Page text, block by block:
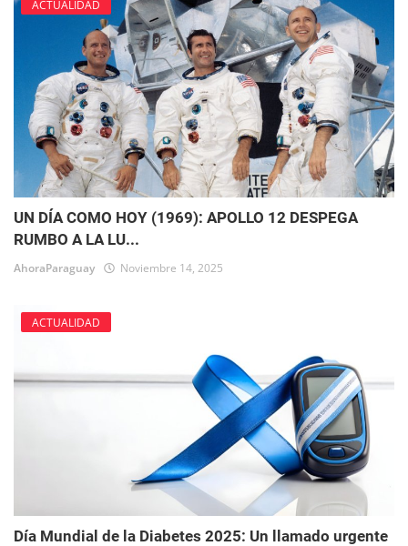
ACTUALIDAD
UN DÍA COMO HOY (1969): APOLLO 12 DESPEGA
RUMBO A LA LU...
AhoraParaguay Noviembre 14, 2025
ACTUALIDAD
Día Mundial de la Diabetes 2025: Un llamado urgente